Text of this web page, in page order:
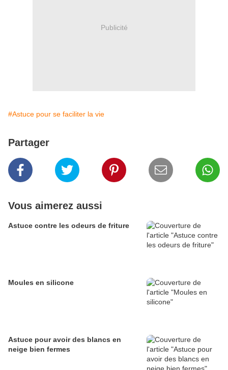
Publicité
#Astuce pour se faciliter la vie
Partager
Vous aimerez aussi
Astuce contre les odeurs de friture
Moules en silicone
Astuce pour avoir des blancs en
neige bien fermes